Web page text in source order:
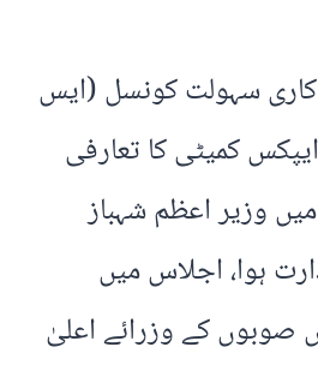
سہولت کونسل (ایس
کمیٹی کا تعارفی
وزیر اعظم شہباز
ہوا، اجلاس میں
صوبوں کے وزرائے اعلیٰ